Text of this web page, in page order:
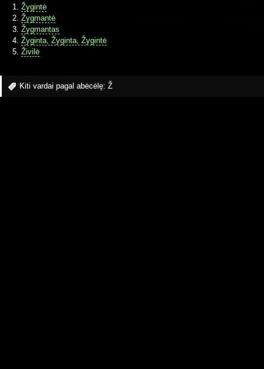
Žygintė
Žygmantė
Žygmantas
Žyginta, Žyginta, Žygintė
Živilė
Kiti vardai pagal abėcėlę: Ž